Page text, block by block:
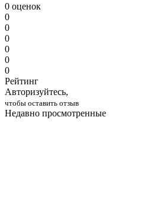
0 оценок
0
0
0
0
0
0
Рейтинг
Авторизуйтесь,
чтобы оставить отзыв
Недавно просмотренные